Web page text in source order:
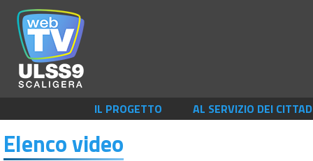
IL PROGETTO AL SERVIZIO DEI
Elenco video